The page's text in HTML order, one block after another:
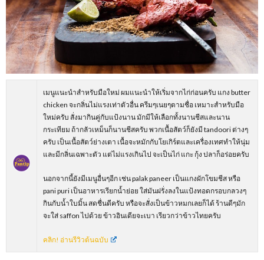
เมนูแนะนำสำหรับมือใหม่ ผมแนะนำให้เริ่มจากไก่ก่อนครับ แกง butter
chicken จะกลิ่นไม่แรงเท่าตัวอื่น ครีมๆเนยๆตามชื่อ เหมาะสำหรับมือ
ใหม่ครับ สั่งมากินคู่กับแป้งนาน มักมีให้เลือกทั้งนานชีสและนาน
กระเทียม ถ้ากลัวเหม็นก็นานชีสครับ พวกเนื้อสัตว์ก็ยังมี tandoori ต่างๆ
ครับ เป็นเนื้อสัตว์ย่างเตา เนื้อจะหมักกับโยเกิร์ตและเครื่องเทศทำให้นุ่ม
และมีกลิ่นเฉพาะตัว แต่ไม่แรงเกินไป จะเป็นไก่ แกะ กุ้ง ปลาก็อร่อยครับ
นอกจากนี้ยังมีเมนูอื่นๆอีก เช่น palak paneer เป็นแกงผักโขมชีส หรือ
pani puri เป็นอาหารเรียกน้ำย่อย ใส่มันฝรั่งลงในแป้งทอดกรอบกลวงๆ
กินกับน้ำใบมิ้น สดชื่นดีครับ หรือจะสั่งเป็นข้าวหมกเลยก็ได้ ร้านดีๆมัก
จะใส่ saffon ไปด้วย ข้าวอินเดียจะเบา เรียวกว่าข้าวไทยครับ
คลิก! อ่านรีวิวต้นฉบับ